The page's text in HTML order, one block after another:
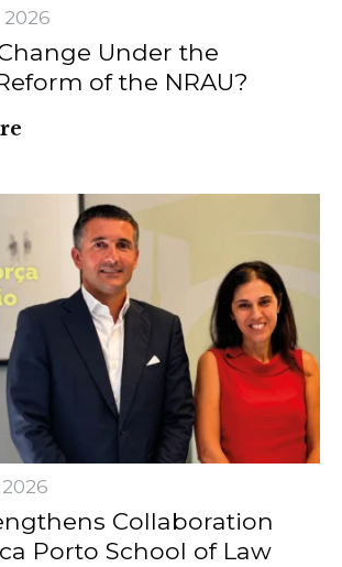
Under the
of the NRAU?
Collaboration
Porto School of Law